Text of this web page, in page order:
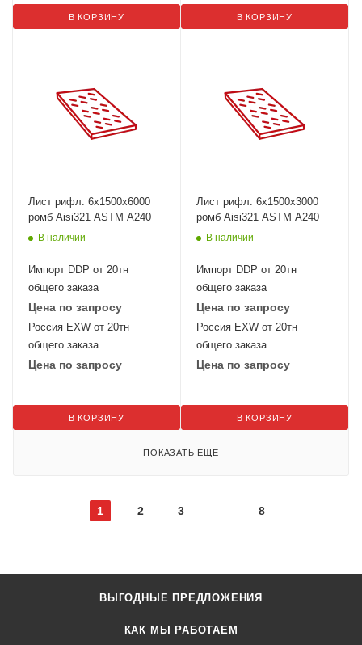
В КОРЗИНУ В КОРЗИНУ
Лист рифл. 6x1500х6000
ромб Aisi321 ASTM A240
В наличии
Импорт DDP от 20тн
общего заказа
Цена по запросу
Россия EXW от 20тн
общего заказа
Цена по запросу
В КОРЗИНУ
Лист рифл. 6x1500х3000
ромб Aisi321 ASTM A240
В наличии
Импорт DDP от 20тн
общего заказа
Цена по запросу
Россия EXW от 20тн
общего заказа
Цена по запросу
В КОРЗИНУ
ПОКАЗАТЬ ЕЩЕ
1 2 3 8
ВЫГОДНЫЕ ПРЕДЛОЖЕНИЯ
КАК МЫ РАБОТАЕМ